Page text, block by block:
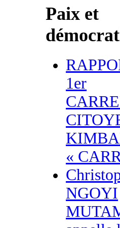
Paix et
1er
«
NGOYI